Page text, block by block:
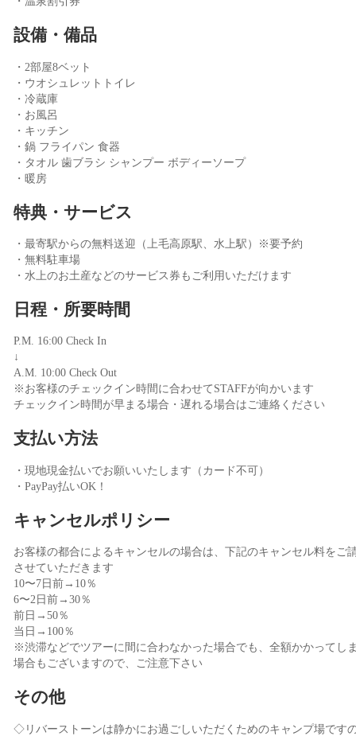
設備・備品
・2部屋8ベット
・ウオシュレットトイレ
・冷蔵庫
・お風呂
・キッチン
・鍋 フライパン 食器
・タオル 歯ブラシ シャンプー ボディーソープ
・暖房
特典・サービス
・最寄駅からの無料送迎（上毛高原駅、水上駅）※要予約
・無料駐車場
・水上のお土産などのサービス券もご利用いただけます
日程・所要時間
P.M. 16:00 Check In
↓
A.M. 10:00 Check Out
※お客様のチェックイン時間に合わせてSTAFFが向かいます
チェックイン時間が早まる場合・遅れる場合はご連絡ください
支払い方法
・現地現金払いでお願いいたします（カード不可）
・PayPay払いOK！
キャンセルポリシー
お客様の都合によるキャンセルの場合は、下記のキャンセル料をご
させていただきます
10〜7日前→10％
6〜2日前→30％
前日→50％
当日→100％
※渋滞などでツアーに間に合わなかった場合でも、全額かかってし
場合もございますので、ご注意下さい
その他
◇リバーストーンは静かにお過ごしいただくためのキャンプ場です